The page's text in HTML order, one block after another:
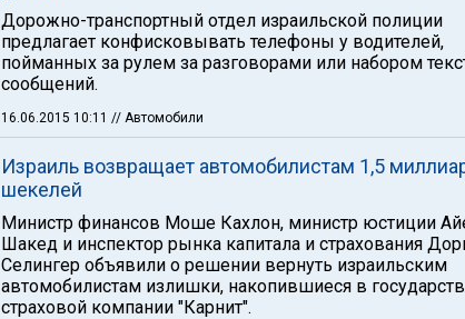
Дорожно-транспортный отдел израильской полиции
предлагает конфисковывать телефоны у водителей,
пойманных за рулем за разговорами или набором
сообщений.
16.06.2015 10:11 // Автомобили
Израиль возвращает автомобилистам 1,5
шекелей
Министр финансов Моше Кахлон, министр юстиции
Шакед и инспектор рынка капитала и страхования
Селингер объявили о решении вернуть израильским
автомобилистам излишки, накопившиеся в
страховой компании "Карнит".